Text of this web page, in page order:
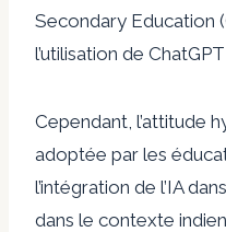
Secondary Education
l’utilisation de
Cependant, l’attitude
adoptée par les
l’intégration de l’IA
dans le contexte